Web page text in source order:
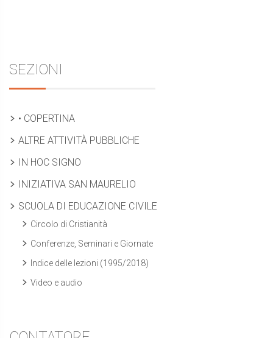
SEZIONI
• COPERTINA
ALTRE ATTIVITÀ PUBBLICHE
IN HOC SIGNO
INIZIATIVA SAN MAURELIO
SCUOLA DI EDUCAZIONE CIVILE
Circolo di Cristianità
Conferenze, Seminari e Giornate
Indice delle lezioni (1995/2018)
Video e audio